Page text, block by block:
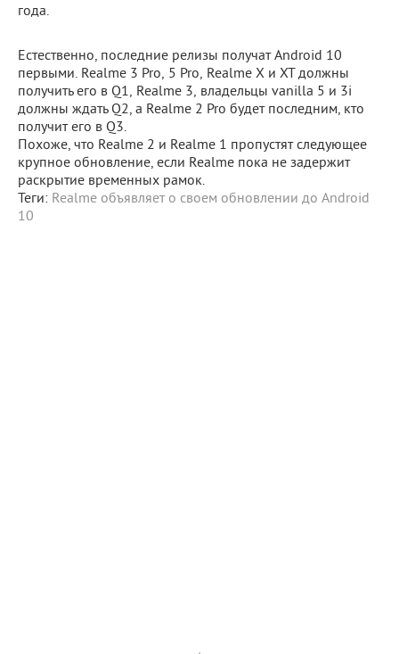
года.
Естественно, последние релизы получат Android 10
первыми. Realme 3 Pro, 5 Pro, Realme X и XT должны
получить его в Q1, Realme 3, владельцы vanilla 5 и 3i
должны ждать Q2, а Realme 2 Pro будет последним, кто
получит его в Q3.
Похоже, что Realme 2 и Realme 1 пропустят следующее
крупное обновление, если Realme пока не задержит
раскрытие временных рамок.
Теги: Realme объявляет о своем обновлении до Android
10